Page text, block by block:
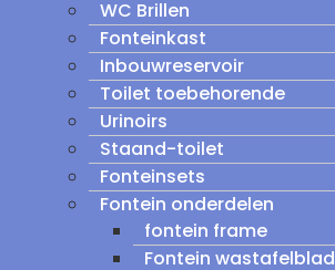
WC Brillen
Fonteinkast
Inbouwreservoir
Toilet toebehorende
Urinoirs
Staand-toilet
Fonteinsets
Fontein onderdelen
fontein frame
Fontein wastafelblad